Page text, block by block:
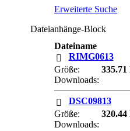
Erweiterte Suche
Dateianhänge-Block
Dateiname
RIMG0613
Größe:
Downloads:
DSC09813
Größe:
Downloads: